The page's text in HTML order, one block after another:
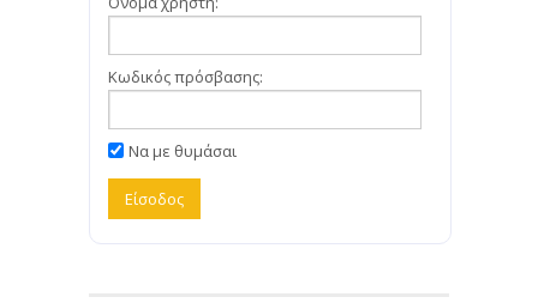
Κωδικός πρόσβασης:
Να με θυμάσαι